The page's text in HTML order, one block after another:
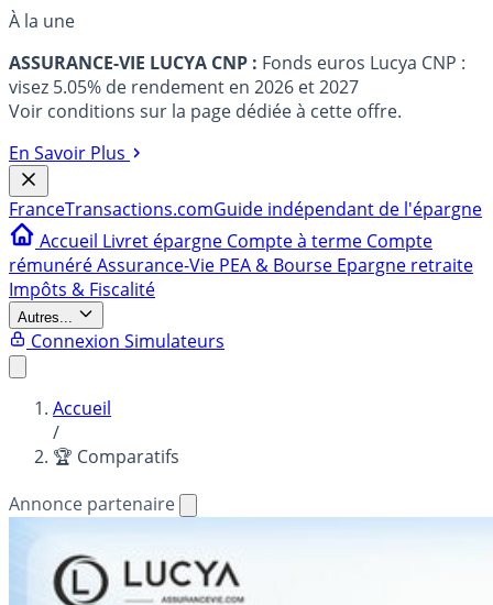
À la une
ASSURANCE-VIE LUCYA CNP : Fonds euros Lucya CNP :
visez 5.05% de rendement en 2026 et 2027
Voir conditions sur la page dédiée à cette offre.
En Savoir Plus
FranceTransactions.comGuide indépendant de l'épargne
Accueil Livret épargne Compte à terme Compte
rémunéréAssurance-Vie PEA & Bourse Epargne retraite
Impôts & Fiscalité
Autres...
Connexion Simulateurs
Accueil
/
🏆 Comparatifs
Annonce partenaire